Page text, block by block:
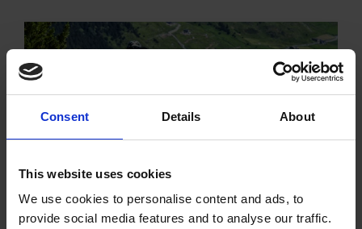
Consent Details About
This website uses cookies
We use cookies to personalise content and ads, to
provide social media features and to analyse our traffic.
Pistes – Bike Park Soldeu